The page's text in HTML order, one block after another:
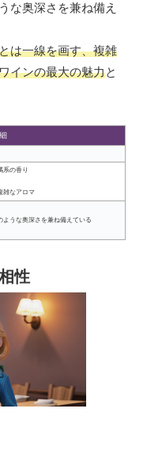
な奥深さを兼ね備え
は一線を画す、複雑
インの最大の魅力と
系の香り
雑なアロマ
ような奥深さを兼ね備えている
性